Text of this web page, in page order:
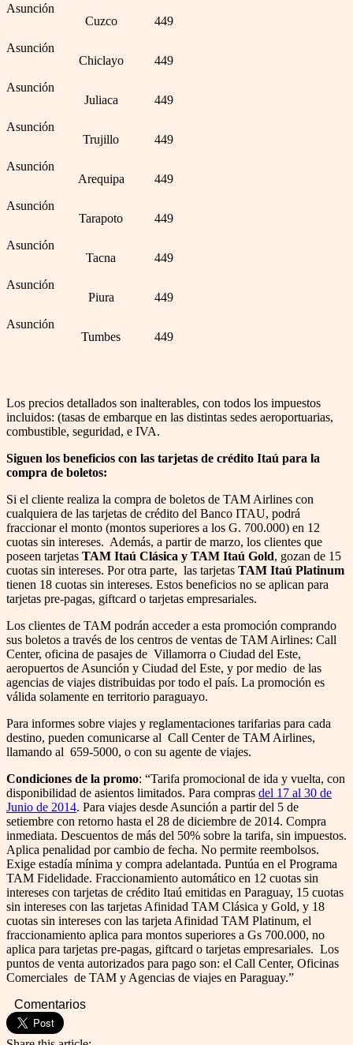
Asunción
Cuzco
449
Asunción
Chiclayo
449
Asunción
Juliaca
449
Asunción
Trujillo
449
Asunción
Arequipa
449
Asunción
Tarapoto
449
Asunción
Tacna
449
Asunción
Piura
449
Asunción
Tumbes
449
Los precios detallados son inalterables, con todos los impuestos
incluidos: (tasas de embarque en las distintas sedes aeroportuarias,
combustible, seguridad, e IVA.
Siguen los beneficios con las tarjetas de crédito Itaú para la
compra de boletos:
Si el cliente realiza la compra de boletos de TAM Airlines con
cualquiera de las tarjetas de crédito del Banco ITAU, podrá
fraccionar el monto (montos superiores a los G. 700.000) en 12
cuotas sin intereses. Además, a partir de marzo, los clientes que
poseen tarjetas TAM Itaú Clásica y TAM Itaú Gold, gozan de 15
cuotas sin intereses. Por otra parte, las tarjetas TAM Itaú Platinum
tienen 18 cuotas sin intereses. Estos beneficios no se aplican para
tarjetas pre-pagas, giftcard o tarjetas empresariales.
Los clientes de TAM podrán acceder a esta promoción comprando
sus boletos a través de los centros de ventas de TAM Airlines: Call
Center, oficina de pasajes de Villamorra o Ciudad del Este,
aeropuertos de Asunción y Ciudad del Este, y por medio de las
agencias de viajes distribuidas por todo el país. La promoción es
válida solamente en territorio paraguayo.
Para informes sobre viajes y reglamentaciones tarifarias para cada
destino, pueden comunicarse al Call Center de TAM Airlines,
llamando al 659-5000, o con su agente de viajes.
Condiciones de la promo: “Tarifa promocional de ida y vuelta, con
disponibilidad de asientos limitados. Para compras del 17 al 30 de
Junio de 2014. Para viajes desde Asunción a partir del 5 de
setiembre con retorno hasta el 28 de diciembre de 2014. Compra
inmediata. Descuentos de más del 50% sobre la tarifa, sin impuestos.
Aplica penalidad por cambio de fecha. No permite reembolsos.
Exige estadía mínima y compra adelantada. Puntúa en el Programa
TAM Fidelidade. Fraccionamiento automático en 12 cuotas sin
intereses con tarjetas de crédito Itaú emitidas en Paraguay, 15 cuotas
sin intereses con las tarjetas Afinidad TAM Clásica y Gold, y 18
cuotas sin intereses con las tarjeta Afinidad TAM Platinum, el
fraccionamiento aplica para montos superiores a Gs 700.000, no
aplica para tarjetas pre-pagas, giftcard o tarjetas empresariales. Los
puntos de venta autorizados para pago son: el Call Center, Oficinas
Comerciales de TAM y Agencias de viajes en Paraguay.”
Comentarios